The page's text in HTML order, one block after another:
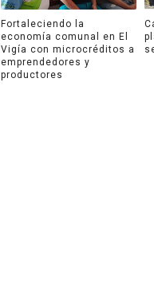
Fortaleciendo la
economía comunal en El
Vigía con microcréditos a
emprendedores y
productores